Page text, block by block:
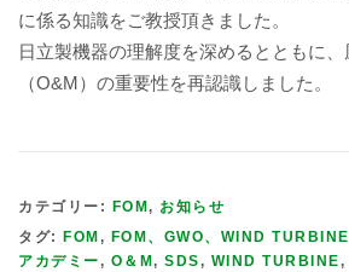
に係る知識をご教授頂きました。
日立製機器の理解度を深めるとともに
（O&M）の重要性を再認識しました。
カテゴリー: FOM , お知らせ
タグ:
FOM , FOM、GWO、WIND
アカデミー, O＆M , SDS, WIND TURBINE,